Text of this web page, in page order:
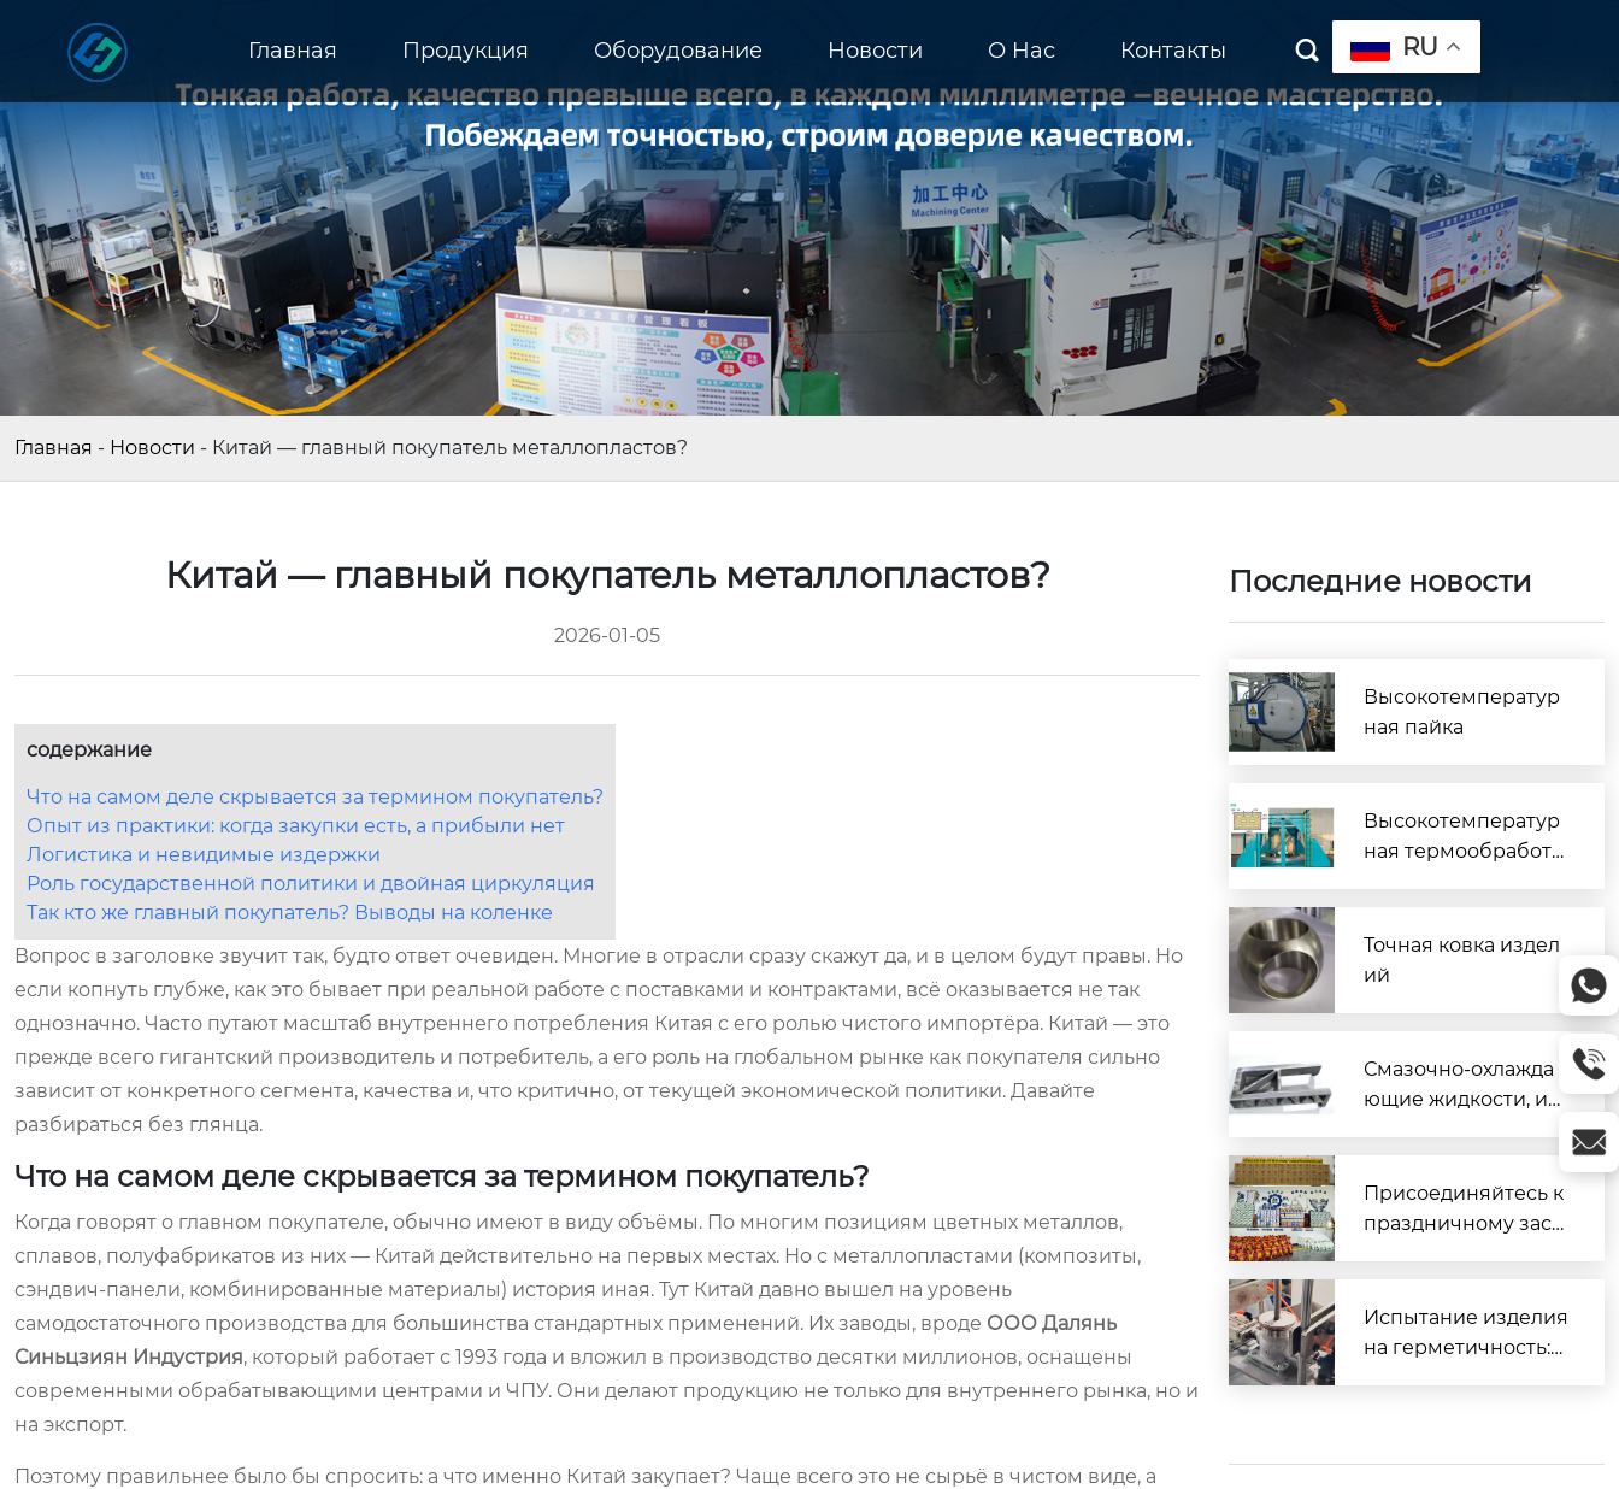
Главная Продукция Оборудование Новости О Hас Контакты  RU
Главная - Новости - Китай — главный покупатель металлопластов?
Китай — главный покупатель металлопластов?
2026-01-05
содержание
Что на самом деле скрывается за термином покупатель?
Опыт из практики: когда закупки есть, а прибыли нет
Логистика и невидимые издержки
Роль государственной политики и двойная циркуляция
Так кто же главный покупатель? Выводы на коленке
Вопрос в заголовке звучит так, будто ответ очевиден. Многие в отрасли сразу скажут да, и в целом будут правы. Но
если копнуть глубже, как это бывает при реальной работе с поставками и контрактами, всё оказывается не так
однозначно. Часто путают масштаб внутреннего потребления Китая с его ролью чистого импортёра. Китай — это
прежде всего гигантский производитель и потребитель, а его роль на глобальном рынке как покупателя сильно
зависит от конкретного сегмента, качества и, что критично, от текущей экономической политики. Давайте
разбираться без глянца.
Что на самом деле скрывается за термином покупатель?
Когда говорят о главном покупателе, обычно имеют в виду объёмы. По многим позициям цветных металлов,
сплавов, полуфабрикатов из них — Китай действительно на первых местах. Но с металлопластами (композиты,
сэндвич-панели, комбинированные материалы) история иная. Тут Китай давно вышел на уровень
самодостаточного производства для большинства стандартных применений. Их заводы, вроде ООО Далянь
Синьцзиян Индустрия, который работает с 1993 года и вложил в производство десятки миллионов, оснащены
современными обрабатывающими центрами и ЧПУ. Они делают продукцию не только для внутреннего рынка, но и
на экспорт.
Поэтому правильнее было бы спросить: а что именно Китай закупает? Чаще всего это не сырьё в чистом виде, а
Последние новости
Высокотемператур
ная пайка
Высокотемператур
ная термообработк
Точная ковка издел
ий
Смазочно-охлажда
ющие жидкости, ис
материалов
Присоединяйтесь к
праздничному заст
тиваль.
Испытание изделия
на герметичность: